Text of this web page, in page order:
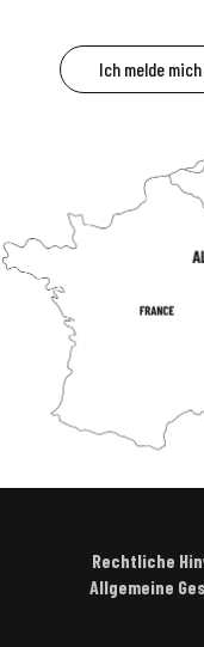
Ich melde
Rechtliche
Allgemeine